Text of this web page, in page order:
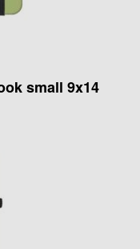
small 9x14